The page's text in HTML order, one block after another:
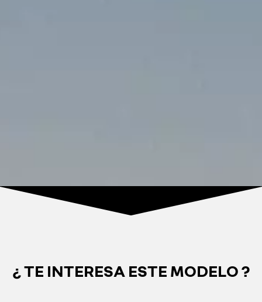
¿ TE INTERESA ESTE MODELO ?